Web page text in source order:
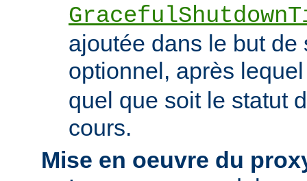
ajoutée dans le but
optionnel, après
quel que soit le statut
cours.
Mise en oeuvre du